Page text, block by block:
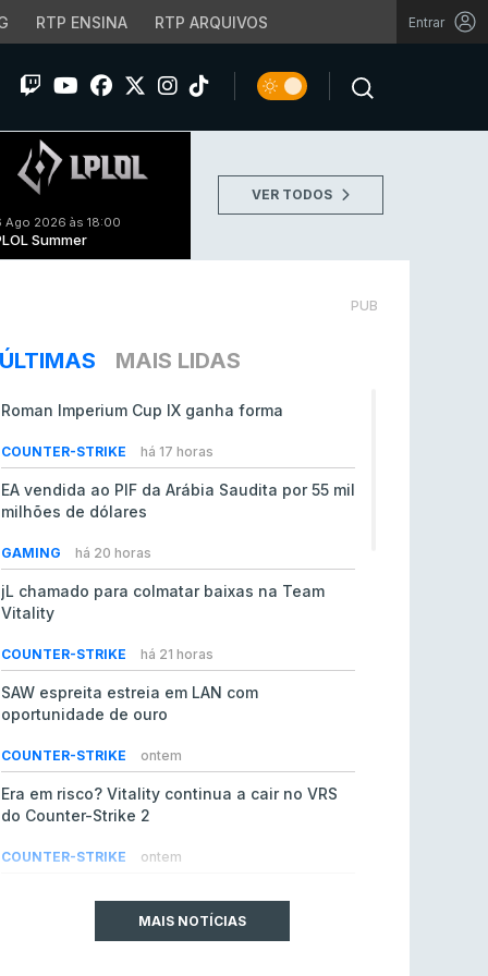
RTP ENSINA RTP ARQUIVOS Entrar
Ago 2026 às 18:00
Summer
VER TODOS
PUB
ÚLTIMAS MAIS LIDAS
Roman Imperium Cup IX ganha forma
COUNTER-STRIKE há 17 horas
EA vendida ao PIF da Arábia Saudita por 55 mil
milhões de dólares
GAMING há 20 horas
jL chamado para colmatar baixas na Team
Vitality
COUNTER-STRIKE há 21 horas
SAW espreita estreia em LAN com
oportunidade de ouro
COUNTER-STRIKE ontem
Era em risco? Vitality continua a cair no VRS
do Counter-Strike 2
COUNTER-STRIKE ontem
comunitários de League of Legends
MAIS NOTÍCIAS